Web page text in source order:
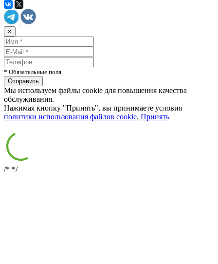
×
* Обязательные поля
Мы используем файлы cookie для повышения качества
обслуживания.
Нажимая кнопку "Принять", вы принимаете условия
политики использования файлов cookie. Принять
/* */